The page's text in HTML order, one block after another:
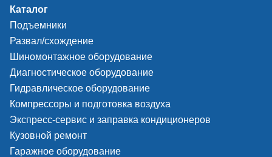
Каталог
Подъемники
Развал/схождение
Шиномонтажное оборудование
Диагностическое оборудование
Гидравлическое оборудование
Компрессоры и подготовка воздуха
Экспресс-сервис и заправка кондиционеров
Кузовной ремонт
Гаражное оборудование